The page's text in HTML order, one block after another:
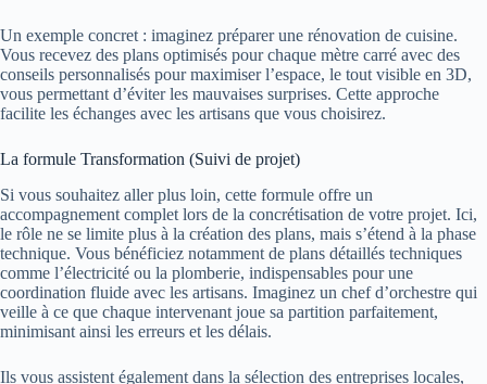
Un exemple concret : imaginez préparer une rénovation de cuisine.
Vous recevez des plans optimisés pour chaque mètre carré avec des
conseils personnalisés pour maximiser l’espace, le tout visible en 3D,
vous permettant d’éviter les mauvaises surprises. Cette approche
facilite les échanges avec les artisans que vous choisirez.
La formule Transformation (Suivi de projet)
Si vous souhaitez aller plus loin, cette formule offre un
accompagnement complet lors de la concrétisation de votre projet. Ici,
le rôle ne se limite plus à la création des plans, mais s’étend à la phase
technique. Vous bénéficiez notamment de plans détaillés techniques
comme l’électricité ou la plomberie, indispensables pour une
coordination fluide avec les artisans. Imaginez un chef d’orchestre qui
veille à ce que chaque intervenant joue sa partition parfaitement,
minimisant ainsi les erreurs et les délais.
Ils vous assistent également dans la sélection des entreprises locales,